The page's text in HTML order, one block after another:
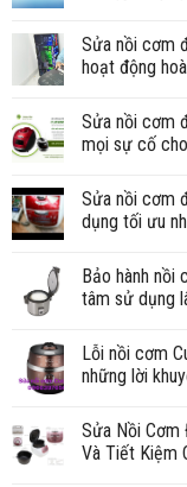
Sửa nồi cơm
hoạt động
Sửa nồi cơm
mọi sự cố
Sửa nồi cơm
dụng tối ưu
Bảo hành nồi
tâm sử dụng
Lỗi nồi cơm
những lời
Sửa Nồi Cơm
Và Tiết Kiệm